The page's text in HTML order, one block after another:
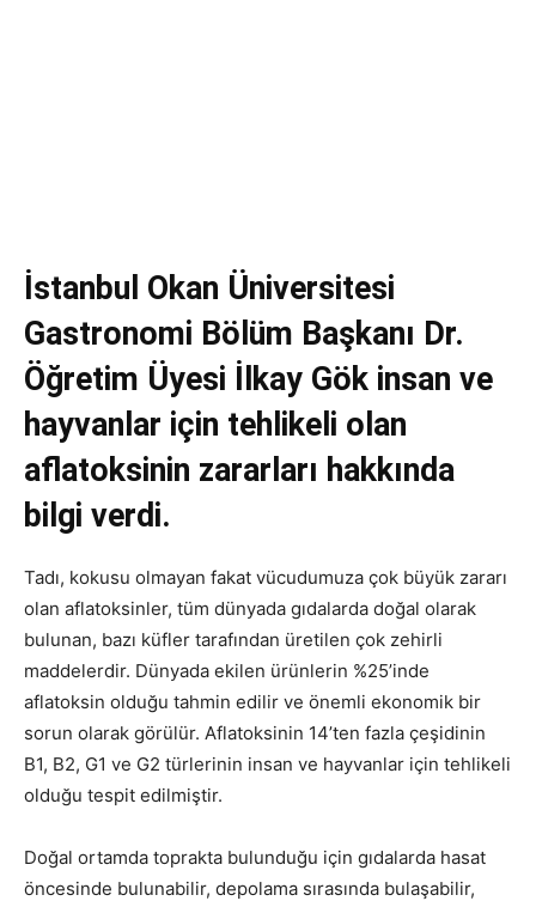
İstanbul Okan Üniversitesi
Gastronomi Bölüm Başkanı Dr.
Öğretim Üyesi İlkay Gök insan ve
hayvanlar için tehlikeli olan
aflatoksinin zararları hakkında
bilgi verdi.
Tadı, kokusu olmayan fakat vücudumuza çok büyük zararı
olan aflatoksinler, tüm dünyada gıdalarda doğal olarak
bulunan, bazı küfler tarafından üretilen çok zehirli
maddelerdir. Dünyada ekilen ürünlerin %25’inde
aflatoksin olduğu tahmin edilir ve önemli ekonomik bir
sorun olarak görülür. Aflatoksinin 14’ten fazla çeşidinin
B1, B2, G1 ve G2 türlerinin insan ve hayvanlar için tehlikeli
olduğu tespit edilmiştir.
Doğal ortamda toprakta bulunduğu için gıdalarda hasat
öncesinde bulunabilir, depolama sırasında bulaşabilir,